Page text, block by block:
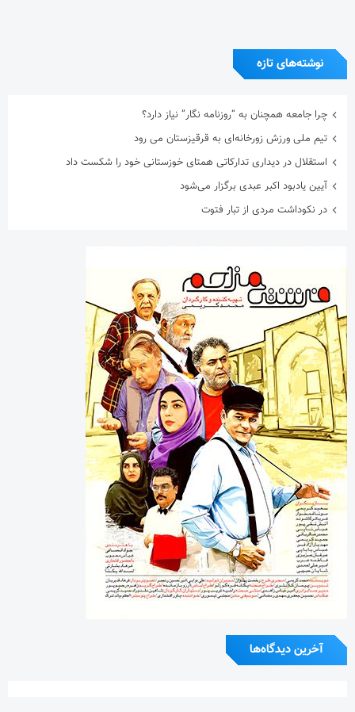
نوشته‌های تازه
چرا جامعه همچنان به “روزنامه نگار” نیاز دارد؟
تیم ملی ورزش زورخانه‌ای به قرقیزستان می رود
استقلال در دیداری تدارکاتی همتای خوزستانی خود را شکست داد
آیین یادبود اکبر عبدی برگزار می‌شود
در نکوداشت مردی از تبار فتوت
آخرین دیدگاه‌ها